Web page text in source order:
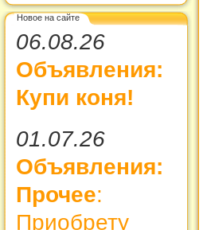
Новое на сайте
06.08.26
Объявления:
Купи коня!
01.07.26
Объявления:
Прочее:
Приобрету